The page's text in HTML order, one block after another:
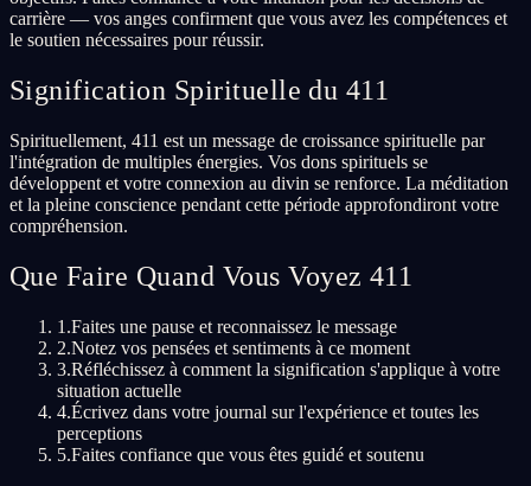
carrière — vos anges confirment que vous avez les compétences et
le soutien nécessaires pour réussir.
Signification Spirituelle du 411
Spirituellement, 411 est un message de croissance spirituelle par
l'intégration de multiples énergies. Vos dons spirituels se
développent et votre connexion au divin se renforce. La méditation
et la pleine conscience pendant cette période approfondiront votre
compréhension.
Que Faire Quand Vous Voyez 411
1.Faites une pause et reconnaissez le message
2.Notez vos pensées et sentiments à ce moment
3.Réfléchissez à comment la signification s'applique à votre
situation actuelle
4.Écrivez dans votre journal sur l'expérience et toutes les
perceptions
5.Faites confiance que vous êtes guidé et soutenu